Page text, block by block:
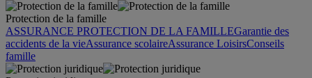
Protection de la famille
ASSURANCE PROTECTION DE LA FAMILLEGarantie des
accidents de la vieAssurance scolaireAssurance LoisirsConseils
famille